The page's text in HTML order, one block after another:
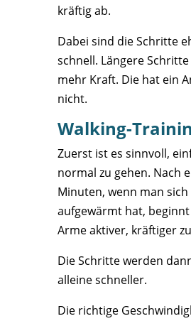
kräftig ab.
Dabei sind die Schritte
schnell. Längere
mehr Kraft. Die hat ein
nicht.
Walking-
Zuerst ist es sinnvoll,
normal zu gehen. Nach
Minuten, wenn man sich
aufgewärmt hat,
Arme aktiver, kräftiger
Die Schritte werden
alleine schneller.
Die richtige